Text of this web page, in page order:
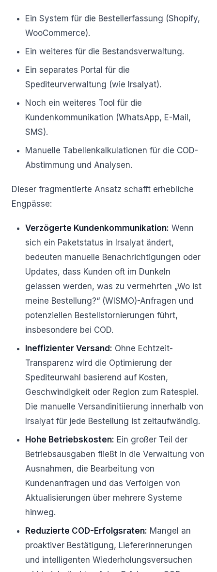
Ein System für die Bestellerfassung (Shopify,
WooCommerce).
Ein weiteres für die Bestandsverwaltung.
Ein separates Portal für die
Spediteurverwaltung (wie Irsalyat).
Noch ein weiteres Tool für die
Kundenkommunikation (WhatsApp, E-Mail,
SMS).
Manuelle Tabellenkalkulationen für die COD-
Abstimmung und Analysen.
Dieser fragmentierte Ansatz schafft erhebliche
Engpässe:
Verzögerte Kundenkommunikation: Wenn
sich ein Paketstatus in Irsalyat ändert,
bedeuten manuelle Benachrichtigungen oder
Updates, dass Kunden oft im Dunkeln
gelassen werden, was zu vermehrten „Wo ist
meine Bestellung?“ (WISMO)-Anfragen und
potenziellen Bestellstornierungen führt,
insbesondere bei COD.
Ineffizienter Versand: Ohne Echtzeit-
Transparenz wird die Optimierung der
Spediteurwahl basierend auf Kosten,
Geschwindigkeit oder Region zum Ratespiel.
Die manuelle Versandinitiierung innerhalb von
Irsalyat für jede Bestellung ist zeitaufwändig.
Hohe Betriebskosten: Ein großer Teil der
Betriebsausgaben fließt in die Verwaltung von
Ausnahmen, die Bearbeitung von
Kundenanfragen und das Verfolgen von
Aktualisierungen über mehrere Systeme
hinweg.
Reduzierte COD-Erfolgsraten: Mangel an
proaktiver Bestätigung, Liefererinnerungen
und intelligenten Wiederholungsversuchen